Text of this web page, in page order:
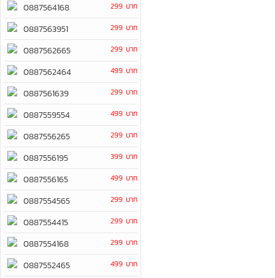
0887564168 299 บาท
0887563951 299 บาท
0887562665 299 บาท
0887562464 499 บาท
0887561639 299 บาท
0887559554 499 บาท
0887556265 299 บาท
0887556195 399 บาท
0887556165 499 บาท
0887554565 299 บาท
0887554415 299 บาท
0887554168 299 บาท
0887552465 499 บาท